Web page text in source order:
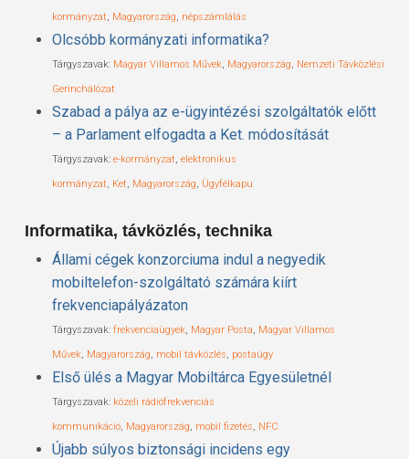
kormányzat, Magyarország, népszámlálás
Olcsóbb kormányzati informatika?
Tárgyszavak: Magyar Villamos Művek, Magyarország, Nemzeti Távközlési
Gerinchálózat
Szabad a pálya az e-ügyintézési szolgáltatók előtt
– a Parlament elfogadta a Ket. módosítását
Tárgyszavak: e-kormányzat, elektronikus
kormányzat, Ket, Magyarország, Ügyfélkapu
Informatika, távközlés, technika
Állami cégek konzorciuma indul a negyedik
mobiltelefon-szolgáltató számára kiírt
frekvenciapályázaton
Tárgyszavak: frekvenciaügyek, Magyar Posta, Magyar Villamos
Művek, Magyarország, mobil távközlés, postaügy
Első ülés a Magyar Mobiltárca Egyesületnél
Tárgyszavak: közeli rádiófrekvenciás
kommunikáció, Magyarország, mobil fizetés, NFC
Újabb súlyos biztonsági incidens egy